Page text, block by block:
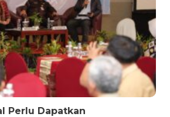
Perlu Dapatkan